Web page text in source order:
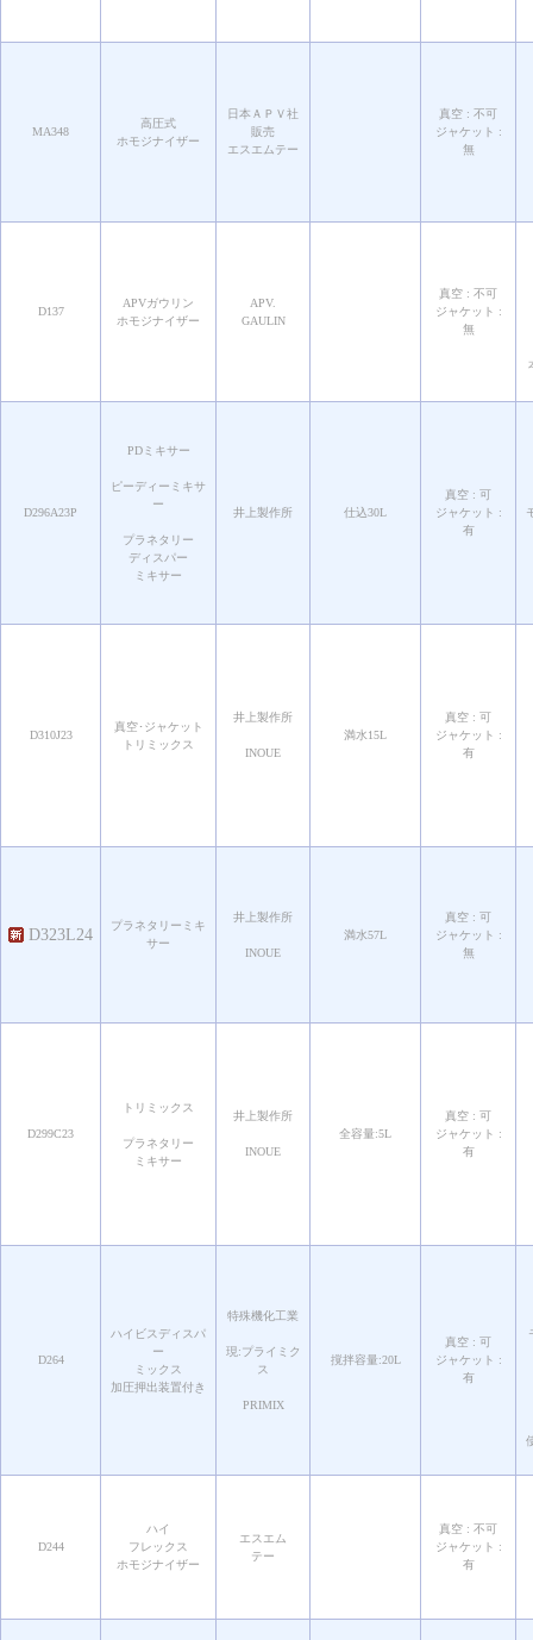
MA348
高圧式
ホモジナイザー
日本ＡＰＶ社
販売
エスエムテー
真空 : 不可
ジャケット :
無
D137
APVガウリン
ホモジナイザー
APV.
GAULIN
真空 : 不可
ジャケット :
無
D296A23P
PDミキサー
ピーディーミキサ
ー
プラネタリー
ディスパー
ミキサー
井上製作所 仕込30L
真空 : 可
ジャケット :
有
D310J23
真空･ジャケット
トリミックス
井上製作所
INOUE
満水15L
真空 : 可
ジャケット :
有
D323L24
プラネタリーミキ
サー
井上製作所
INOUE
満水57L
真空 : 可
ジャケット :
無
D299C23
トリミックス
プラネタリー
ミキサー
井上製作所
INOUE
全容量:5L
真空 : 可
ジャケット :
有
D264
ハイビスディスパ
ー
ミックス
加圧押出装置付き
特殊機化工業
現:プライミク
ス
PRIMIX
撹拌容量:20L
真空 : 可
ジャケット :
有
D244
ハイ
フレックス
ホモジナイザー
エスエム
テー
真空 : 不可
ジャケット :
有